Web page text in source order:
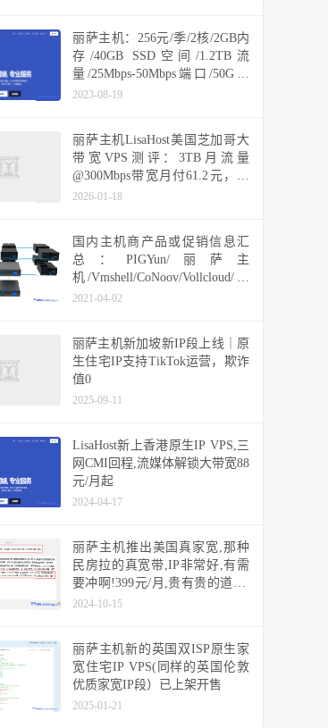
丽萨主机：256元/季/2核/2GB内
存/40GB SSD空间/1.2TB流
量/25Mbps-50Mbps端口/50G防
御/KVM/洛杉矶CERA CN2 GIA
2023-08-19
丽萨主机LisaHost美国芝加哥大
带宽VPS测评：3TB月流量
@300Mbps带宽月付61.2元，双
ISP原生IP、Gbps带宽实测表现
2026-01-18
国内主机商产品或促销信息汇
总：PIGYun/丽萨主
机/Vmshell/CoNoov/Vollcloud/快
快网络/六六云/易探云/云米科技
2021-04-02
丽萨主机新加坡新IP段上线｜原
生住宅IP支持TikTok运营，欺诈
值0
2025-09-11
LisaHost新上香港原生IP VPS,三
网CMI回程,流媒体解锁大带宽88
元/月起
2024-04-17
丽萨主机推出美国真家宽,那种
民房拉的真宽带,IP非常好,有需
要冲啊!399元/月,贵有贵的道理,
解锁所有美区服务,陨石级稀缺,
2024-10-15
丽萨主机新的英国双ISP原生家
宽住宅IP VPS(同样的英国伦敦
优质家宽IP段）已上架开售
2025-01-21